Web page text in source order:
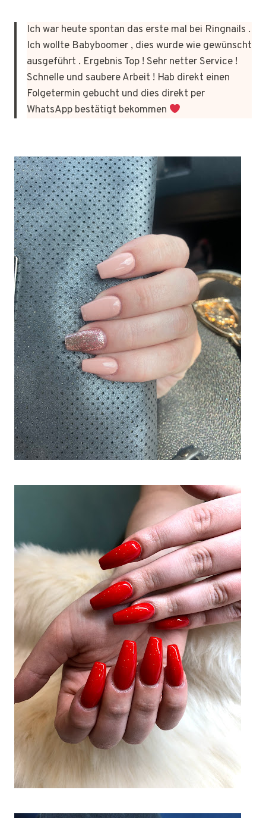
Ich war heute spontan das erste mal bei Ringnails .
Ich wollte Babyboomer , dies wurde wie gewünscht
ausgeführt . Ergebnis Top ! Sehr netter Service !
Schnelle und saubere Arbeit ! Hab direkt einen
Folgetermin gebucht und dies direkt per
WhatsApp bestätigt bekommen